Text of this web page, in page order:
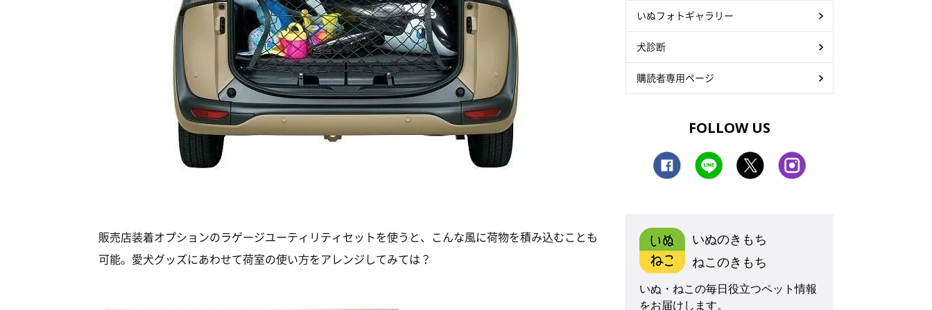
販売店装着オプションのラゲージユーティリティセットを使うと、こんな風に荷物を積み込むことも
可能。愛犬グッズにあわせて荷室の使い方をアレンジしてみては？
いぬフォトギャラリー
犬診断
購読者専用ページ
FOLLOW US
いぬのきもち
ねこのきもち
いぬ・ねこの毎日役立つペット情報
をお届けします。